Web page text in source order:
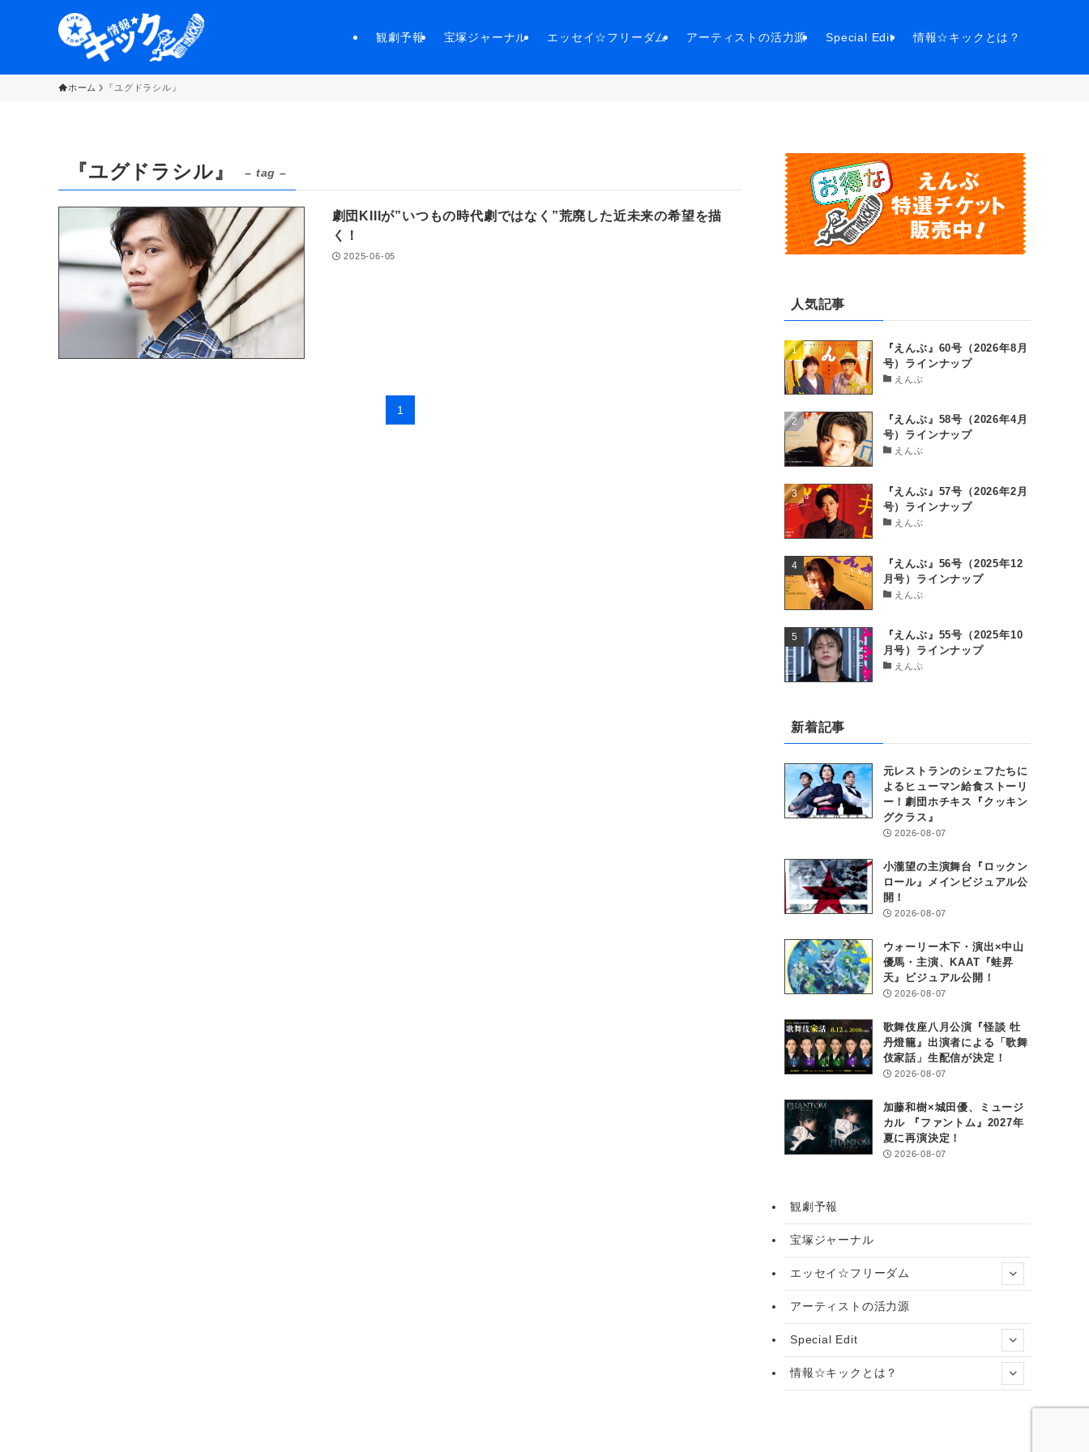
観劇予報 宝塚ジャーナル エッセイ☆フリーダム アーティストの活力源 Special Edit 情報☆キックとは？
ホーム 『ユグドラシル』
『ユグドラシル』 – tag –
劇団KIIIが”いつもの時代劇ではなく”荒廃した近未来の希望を描
く！
2025-06-05
1
人気記事
『えんぶ』60号（2026年8月
号）ラインナップ
えんぶ
『えんぶ』58号（2026年4月
号）ラインナップ
えんぶ
『えんぶ』57号（2026年2月
号）ラインナップ
えんぶ
『えんぶ』56号（2025年12
月号）ラインナップ
えんぶ
『えんぶ』55号（2025年10
月号）ラインナップ
えんぶ
新着記事
元レストランのシェフたちに
よるヒューマン給食ストーリ
ー！劇団ホチキス『クッキン
グクラス』
2026-08-07
小瀧望の主演舞台『ロックン
ロール』メインビジュアル公
開！
2026-08-07
ウォーリー木下・演出×中山
優馬・主演、KAAT『蛙昇
天』ビジュアル公開！
2026-08-07
歌舞伎座八月公演『怪談 牡
丹燈籠』出演者による「歌舞
伎家話」生配信が決定！
2026-08-07
加藤和樹×城田優、ミュージ
カル 『ファントム』2027年
夏に再演決定！
2026-08-07
観劇予報
宝塚ジャーナル
エッセイ☆フリーダム
アーティストの活力源
Special Edit
情報☆キックとは？